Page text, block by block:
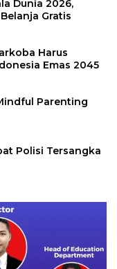
Dunia 2026,
Gratis
Harus
Emas 2045
Parenting
Polisi Tersangka